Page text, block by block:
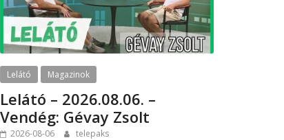
Lelátó Magazinok
Lelátó – 2026.08.06. –
Vendég: Gévay Zsolt
2026-08-06 telepaks